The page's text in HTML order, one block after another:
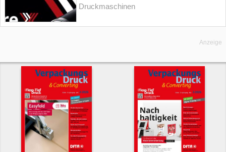
Druckmaschinen
Anzeige